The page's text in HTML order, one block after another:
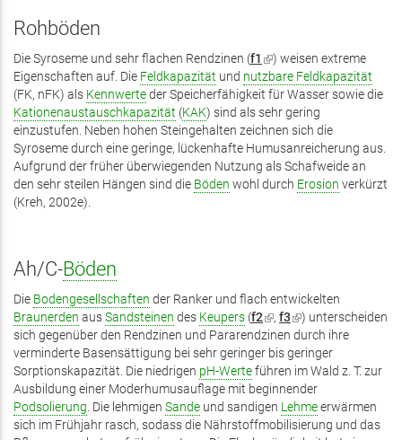
Rohböden
Die Syroseme und sehr flachen Rendzinen (f1 (Link
ist
extern)
) weisen extreme
Eigenschaften auf. Die Feldkapazität und nutzbare Feldkapazität
(FK, nFK) als Kennwerteder Speicherfähigkeit für Wasser sowie die
Kationenaustauschkapazität (KAK) sind als sehr gering
einzustufen. Neben hohen Steingehalten zeichnen sich die
Syroseme durch eine geringe, lückenhafte Humusanreicherung aus.
Aufgrund der früher überwiegenden Nutzung als Schafweide an
den sehr steilen Hängen sind die Böden wohl durch Erosion verkürzt
(Kreh, 2002e).
Ah/C-Böden
Die Bodengesellschaften der Ranker und flach entwickelten
Braunerden ausSandsteinen des Keupers (f2(Link
ist
extern)
, f3(Link
ist
extern)
) unterscheiden
sich gegenüber den Rendzinen und Pararendzinen durch ihre
verminderte Basensättigung bei sehr geringer bis geringer
Sorptionskapazität. Die niedrigen pH-Werteführen im Wald z. T. zur
Ausbildung einer Moderhumusauflage mit beginnender
Podsolierung. Die lehmigen Sande und sandigen Lehmeerwärmen
sich im Frühjahr rasch, sodass die Nährstoffmobilisierung und das